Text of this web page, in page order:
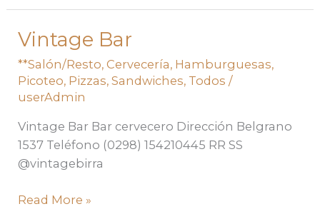
Vintage Bar
**Salón/Resto,Cervecería, Hamburguesas,
Picoteo, Pizzas,Sandwiches, Todos /
userAdmin
Vintage Bar Bar cervecero Dirección Belgrano
1537 Teléfono (0298) 154210445 RR SS
@vintagebirra
Vintage
Read More »